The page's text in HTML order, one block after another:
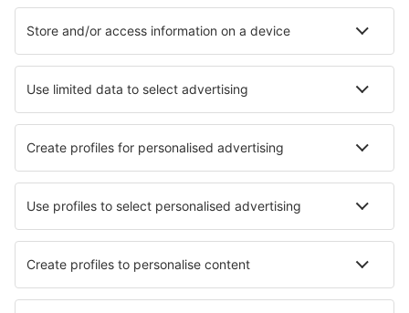
Hoteluri în Emiratele Arabe Unite - Orașe populare
Hoteluri în Dubai Hoteluri în Abu Dhabi
Hoteluri în Sharjah Hoteluri în Ajman
Hoteluri pe insula Yas Hoteluri în Delma Island
Hoteluri în Jebel Dhanna Hoteluri în Umm Al Quwain
Cele mai bune hoteluri - orașe